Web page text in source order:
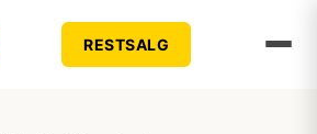
RESTSALG